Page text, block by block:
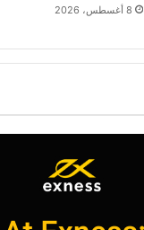
8 أغسطس، 2026